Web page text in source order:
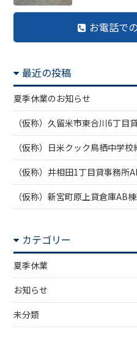
お電話で
最近の投稿
夏季休業のお知らせ
（仮称）久留米市東合川6丁目
（仮称）日米クック鳥栖中学
（仮称）井相田1丁目貸事務所
（仮称）新宮町原上貸倉庫AB
カテゴリー
夏季休業
お知らせ
未分類